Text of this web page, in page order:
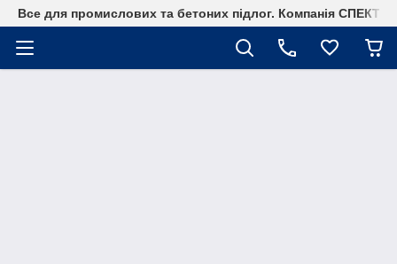
Все для промислових та бетоних підлог. Компанія